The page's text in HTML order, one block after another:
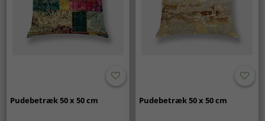
Pudebetræk 50 x 50 cm Pudebetræk 50 x 50 cm